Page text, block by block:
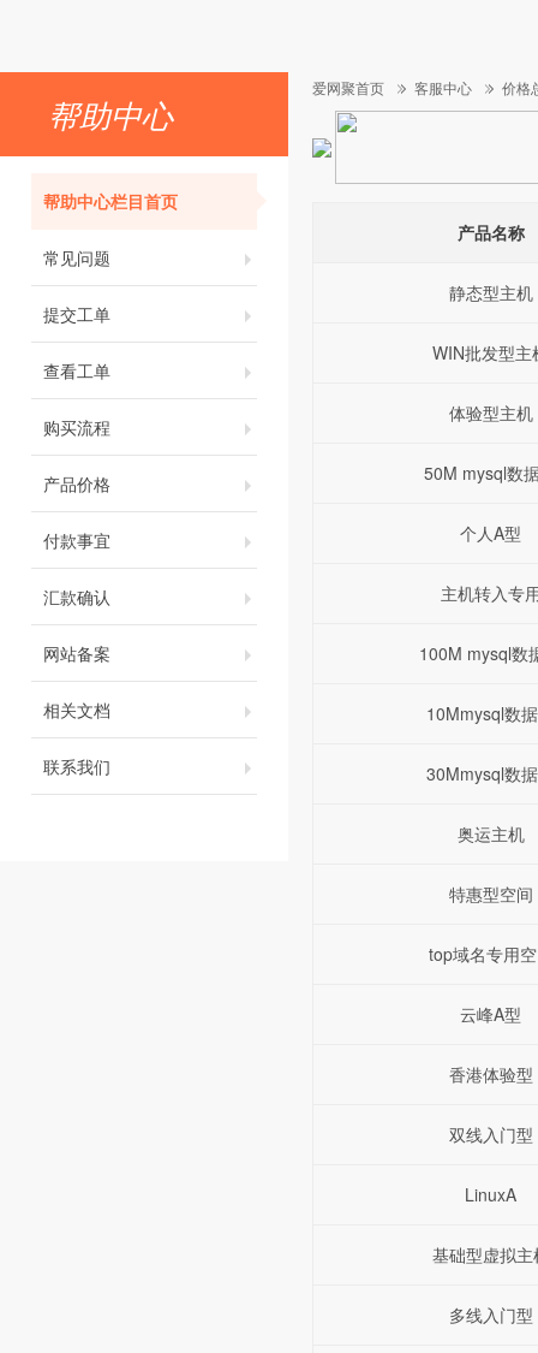
帮助中心
帮助中心栏目首页
常见问题
提交工单
查看工单
购买流程
产品价格
付款事宜
汇款确认
网站备案
相关文档
联系我们
爱网聚首页 客服中心 价格
产品名称
静态型主机
WIN批发型主
体验型主机
50M mysql数
个人A型
主机转入专
100M mysql数
10Mmysql数
30Mmysql数
奥运主机
特惠型空间
top域名专用
云峰A型
香港体验型
双线入门型
LinuxA
基础型虚拟主
多线入门型